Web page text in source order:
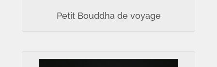
Petit Bouddha de voyage